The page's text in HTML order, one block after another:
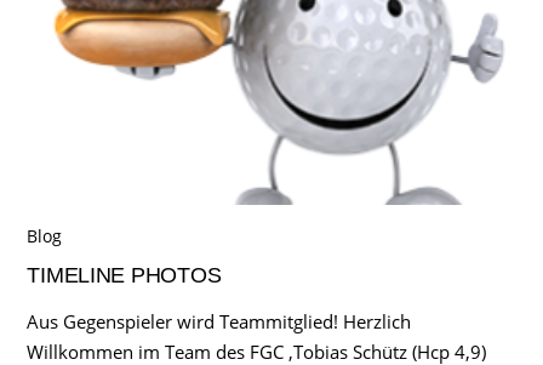
Blog
TIMELINE PHOTOS
Aus Gegenspieler wird Teammitglied! Herzlich
Willkommen im Team des FGC ,Tobias Schütz (Hcp 4,9)